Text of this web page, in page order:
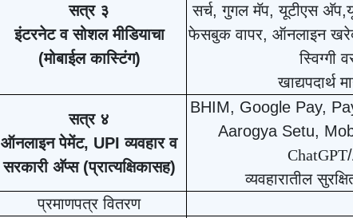
सत्र ३
इंटरनेट व सोशल मीडियाचा
(मोबाईल कास्टिंग)
सर्च, गुगल मॅप, यूटीएस
फेसबुक वापर, ऑनलाइन
स्विग्गी
खाद्यपदार्थ
सत्र ४
ऑनलाइन पेमेंट, UPI व्यवहार व
सरकारी अ‍ॅप्स (प्रात्यक्षिकासह)
BHIM, Google Pay,
Aarogya Setu,
ChatGPT
व्यवहारातील
प्रमाणपत्र वितरण